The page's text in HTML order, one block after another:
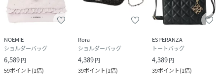
NOEMIE
ショルダーバッグ
6,589円
59ポイント(1倍)
Rora
ショルダーバッグ
4,389円
39ポイント(1倍)
ESPERANZA
トートバッグ
4,389円
39ポイント(1倍)